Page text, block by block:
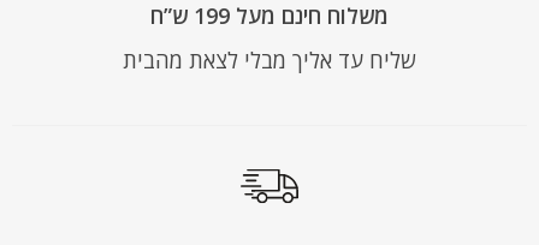
משלוח חינם מעל 199 ש”ח
שליח עד אליך מבלי לצאת מהבית